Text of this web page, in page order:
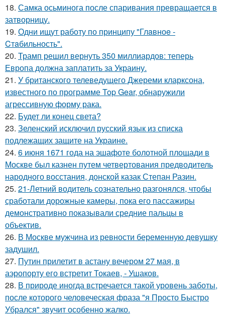
18. Самка осьминога после спаривания превращается в
затворницу.
19. Одни ищут работу по принципу "Глaвноe -
Cтaбильность".
20. Трамп решил вернуть 350 миллиардов: теперь
Европа должна заплатить за Украину.
21. У британского телеведущего Джереми кларксона,
известного по программе Top Gear, обнаружили
агрессивную форму рака.
22. Будет ли конец света?
23. Зеленский исключил русский язык из списка
подлежащих защите на Украине.
24. 6 июня 1671 года на эшафоте болотной площади в
Москве был казнен путем четвертования предводитель
народного восстания, донской казак Степан Разин.
25. 21-Летний водитель сознательно разгонялся, чтобы
сработали дорожные камеры, пока его пассажиры
демонстративно показывали средние пальцы в
объектив.
26. В Москве мужчина из ревности беременную девушку
задушил.
27. Путин прилетит в астану вечером 27 мая, в
аэропорту его встретит Токаев, - Ушаков.
28. В природе иногда встречается такой уровень заботы,
после которого человеческая фраза "я Просто Быстро
Убрался" звучит особенно жалко.